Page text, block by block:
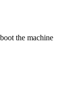
the machine